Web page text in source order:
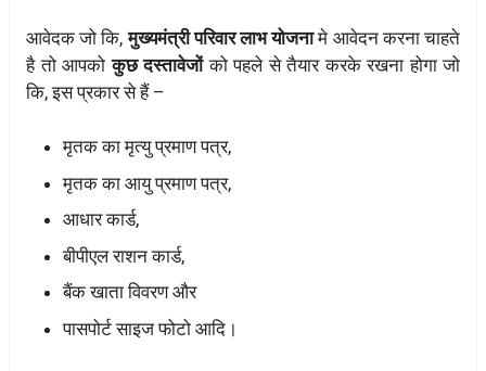
आवेदक जो कि, मुख्यमंत्री परिवार लाभ योजनामे आवेदन करना चाहते
है तो आपको कुछ दस्तावेजोंको पहले से तैयार करके रखना होगा जो
कि, इस प्रकार से हैं –
मृतक का मृत्यु प्रमाण पत्र,
मृतक का आयु प्रमाण पत्र,
आधार कार्ड,
बीपीएल राशन कार्ड,
बैंक खाता विवरण और
पासपोर्ट साइज फोटो आदि।